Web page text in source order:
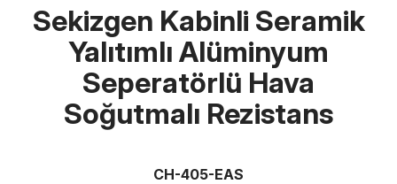
Sekizgen Kabinli Seramik
Yalıtımlı Alüminyum
Seperatörlü Hava
Soğutmalı Rezistans
CH-405-EAS